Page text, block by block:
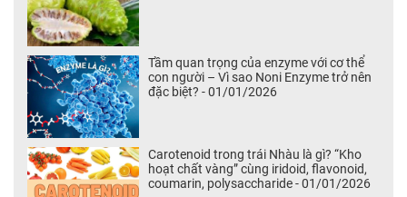
Tầm quan trọng của enzyme với cơ thể
con người – Vì sao Noni Enzyme trở nên
đặc biệt? - 01/01/2026
Carotenoid trong trái Nhàu là gì? “Kho
hoạt chất vàng” cùng iridoid, flavonoid,
coumarin, polysaccharide - 01/01/2026